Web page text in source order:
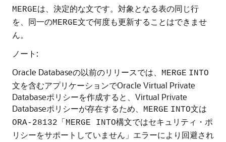
MERGEは、決定的な文です。対象となる表の同じ行
を、同一のMERGE文で何度も更新することはできませ
ん。
ノート:
Oracle Databaseの以前のリリースでは、
MERGE INTO
文を含むアプリケーションでOracle Virtual Private
Databaseポリシーを作成すると、Virtual Private
Databaseポリシーが存在するため、
MERGE INTO文は
ORA-28132「MERGE INTO構文ではセキュリティ・ポ
リシーをサポートしていません」 エラーにより回避され